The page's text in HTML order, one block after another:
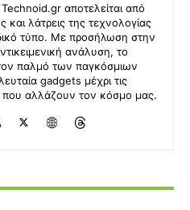
αποτελείται από
και λάτρεις της τεχνολογίας
τύπο. Με προσήλωση στην
ανάλυση, το
παλμό των παγκόσμιων
gadgets μέχρι τις
που αλλάζουν τον κόσμο μας.